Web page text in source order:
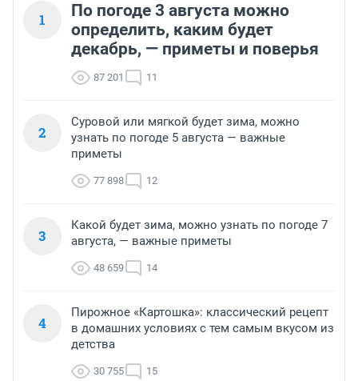
1
По погоде 3 августа можно
определить, каким будет
декабрь, — приметы и поверья
87 201 11
2
Суровой или мягкой будет зима, можно
узнать по погоде 5 августа — важные
приметы
77 898 12
3
Какой будет зима, можно узнать по погоде 7
августа, — важные приметы
48 659 14
4
Пирожное «Картошка»: классический рецепт
в домашних условиях с тем самым вкусом из
детства
30 755 15